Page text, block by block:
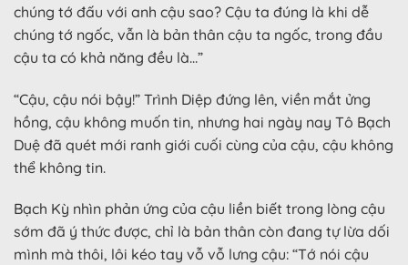
chúng tớ đấu với anh cậu sao? Cậu ta đúng là khi dễ
chúng tớ ngốc, vẫn là bản thân cậu ta ngốc, trong đầu
cậu ta có khả năng đều là…”
“Cậu, cậu nói bậy!” Trình Diệp đứng lên, viền mắt ửng
hồng, cậu không muốn tin, nhưng hai ngày nay Tô Bạch
Duệ đã quét mới ranh giới cuối cùng của cậu, cậu không
thể không tin.
Bạch Kỳ nhìn phản ứng của cậu liền biết trong lòng cậu
sớm đã ý thức được, chỉ là bản thân còn đang tự lừa dối
mình mà thôi, lôi kéo tay vỗ vỗ lưng cậu: “Tớ nói cậu